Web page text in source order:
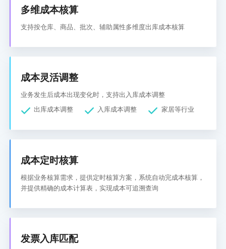
多维成本核算
支持按仓库、商品、批次、辅助属性多维度出库成本核算
成本灵活调整
业务发生后成本出现变化时，支持出入库成本调整
出库成本调整
入库成本调整 家居等行业
成本定时核算
根据业务核算需求，提供定时核算方案，系统自动完成本核算，
并提供精确的成本计算表，实现成本可追溯查询
发票入库匹配